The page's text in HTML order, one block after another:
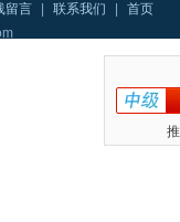
留言 联系我们
首页